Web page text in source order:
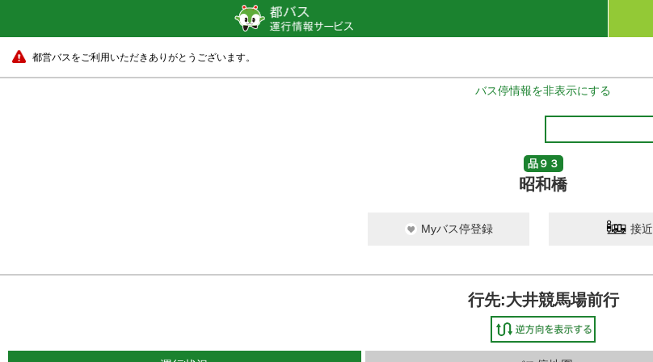
都営バスをご利用いただきありがとうございます。
バス停情報を非表示にする
品９３
昭和橋
Myバス停登録 接近
行先:大井競馬場前行